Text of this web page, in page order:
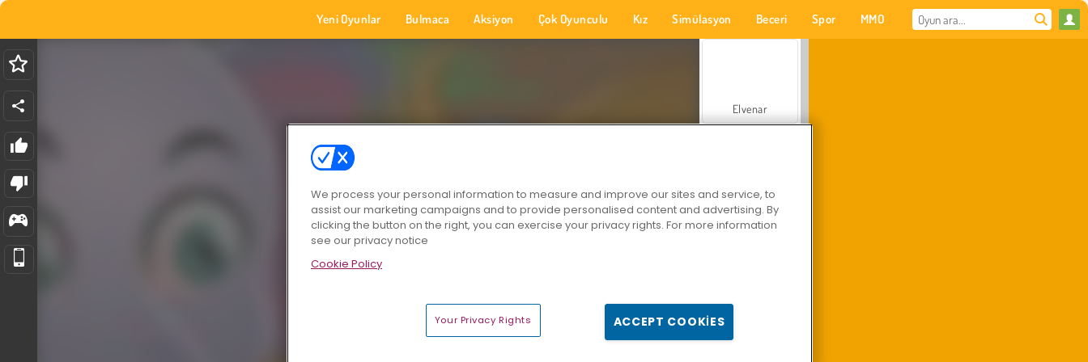
Yeni Oyunlar Bulmaca Aksiyon Çok Oyunculu Kız Simülasyon Beceri Spor MMO
Elvenar
We process your personal information to measure and improve our sites and service, to
assist our marketing campaigns and to provide personalised content and advertising. By
clicking the button on the right, you can exercise your privacy rights. For more information
see our privacy notice
Cookie Policy
Your Privacy Rights ACCEPT COOKIES